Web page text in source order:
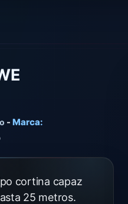
- Marca:
cortina capaz
25 metros.